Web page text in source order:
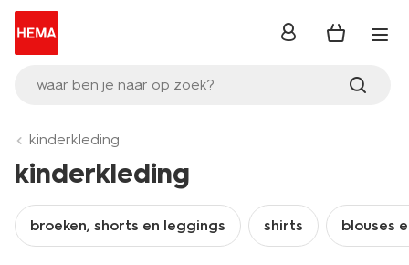
waar ben je naar op zoek?
inloggen
kinderkleding
kinderkleding
broeken, shorts en leggings shirts blouses